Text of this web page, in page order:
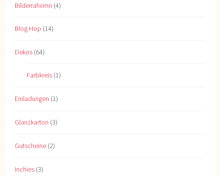
Bilderrahemn (4)
Blog Hop (14)
Dekos (64)
Farbkreis (1)
Einladungen (1)
Glanzkarton (3)
Gutscheine (2)
Inchies (3)